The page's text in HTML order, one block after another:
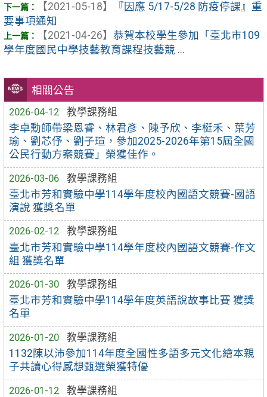
相關公告
2026-04-12
教學課務組
李卓勳師帶梁恩睿、林君彥、陳予欣、李梃禾、葉芳
瑜、劉芯伃、劉子瑄，參加2025-2026年第15屆全國
公民行動方案競賽」榮獲佳作。
2026-03-06
教學課務組
臺北市芳和實驗中學114學年度校內國語文競賽-國語
演說 獲獎名單
2026-02-12
教學課務組
臺北市芳和實驗中學114學年度校內國語文競賽-作文
組 獲獎名單
2026-01-30
教學課務組
臺北市芳和實驗中學114學年度英語說故事比賽 獲獎
名單
2026-01-20
教學課務組
1132陳以沛參加114年度全國性多語多元文化繪本親
子共讀心得感想甄選榮獲特優
2026-01-12
教學課務組
【2021-05-18】
『因應 5/17-5/28 防疫停課』重
要事項通知
【2021-04-26】 恭賀本校學生參加「臺北市109
學年度國民中學技藝教育課程技藝競 ...